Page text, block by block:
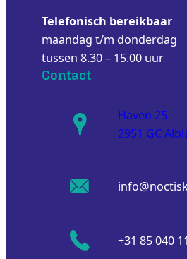
Telefonisch bereikbaar
maandag t/m donderdag
tussen 8.30 – 15.00 uur
Contact
Haven 25
2951 GC
+31 85 040